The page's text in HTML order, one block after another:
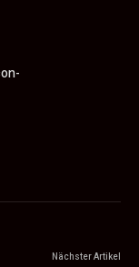
Nächster Artikel